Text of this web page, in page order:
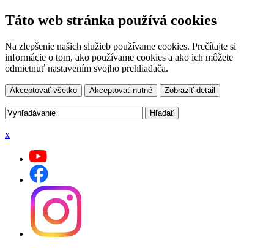
Táto web stránka používá cookies
Na zlepšenie našich služieb používame cookies. Prečítajte si
informácie o tom, ako používame cookies a ako ich môžete
odmietnuť nastavením svojho prehliadača.
Akceptovať všetko Akceptovať nutné Zobraziť detail
x